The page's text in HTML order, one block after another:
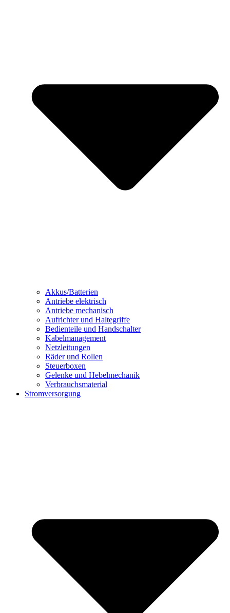
Akkus/Batterien
Antriebe elektrisch
Antriebe mechanisch
Aufrichter und Haltegriffe
Bedienteile und Handschalter
Kabelmanagement
Netzleitungen
Räder und Rollen
Steuerboxen
Gelenke und Hebelmechanik
Verbrauchsmaterial
Stromversorgung